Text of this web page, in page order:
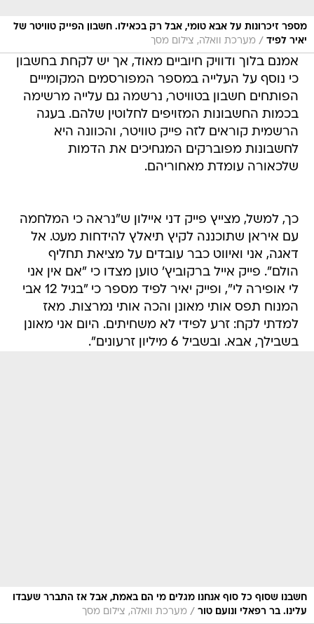
מספר זיכרונות על אבא טומי, אבל רק בכאילו. חשבון הפייק טוויטר של
יאיר לפיד / מערכת וואלה, צילום מסך
אמנם בלוך ודוויק חיוביים מאוד, אך יש לקחת בחשבון
כי נוסף על העלייה במספר המפורסמים המקומייים
הפותחים חשבון בטוויטר, נרשמה גם עלייה מרשימה
בכמות החשבונות המזויפים לחלוטין שלהם. בעגה
הרשמית קוראים לזה פייק טוויטר, והכוונה היא
לחשבונות מפוברקים המגחיכים את הדמות
שלכאורה עומדת מאחוריהם.
כך, למשל, מצייץ פייק דני איילון ש"נראה כי המלחמה
עם איראן שתוכננה לקיץ תיאלץ להידחות מעט. אל
דאגה, אני ואיווט כבר עובדים על מציאת תחליף
הולם". פייק אייל ברקוביץ' טוען מצדו כי "אם אין אני
לי אופירה לי", ופייק יאיר לפיד מספר כי "בגיל 12 אבי
המנוח תפס אותי מאונן והכה אותי נמרצות. מאז
למדתי לקח: זרע לפידי לא משחיתים. היום אני מאונן
בשבילך, אבא. ובשביל 6 מיליון זרעונים".
חשבנו שסוף כל סוף אנחנו מגלים מי הם באמת, אבל אז התברר שעבדו
עלינו. בר רפאלי ונועם טור / מערכת וואלה, צילום מסך